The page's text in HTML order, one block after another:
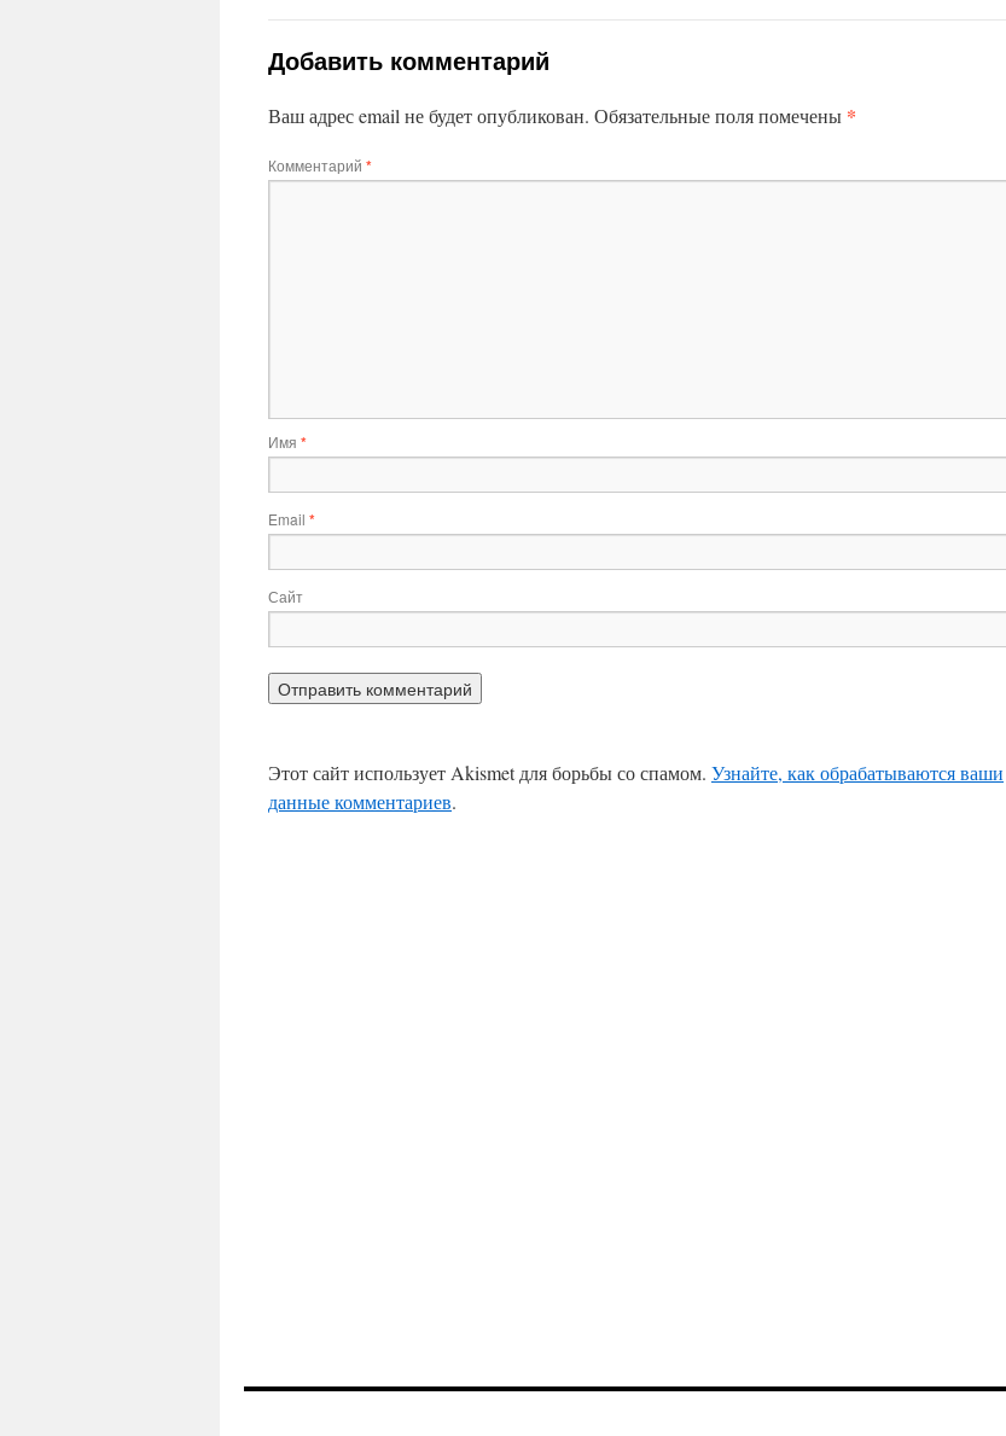
Добавить комментарий
Ваш адрес email не будет опубликован. Обязательные поля помечены *
Комментарий *
Имя *
Email *
Сайт
Этот сайт использует Akismet для борьбы со спамом. Узнайте, как обрабатываются ваши
данные комментариев.